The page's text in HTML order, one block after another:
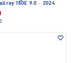
160E 9.0 · 2024